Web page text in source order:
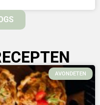
AVONDETEN